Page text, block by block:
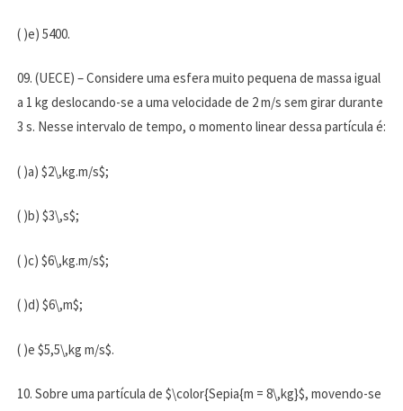
( )e) 5400.
09. (UECE) – Considere uma esfera muito pequena de massa igual
a 1 kg deslocando-se a uma velocidade de 2 m/s sem girar durante
3 s. Nesse intervalo de tempo, o momento linear dessa partícula é:
( )a) $2\,kg.m/s$;
( )b) $3\,s$;
( )c) $6\,kg.m/s$;
( )d) $6\,m$;
( )e $5,5\,kg m/s$.
10. Sobre uma partícula de $\color{Sepia{m = 8\,kg}$, movendo-se